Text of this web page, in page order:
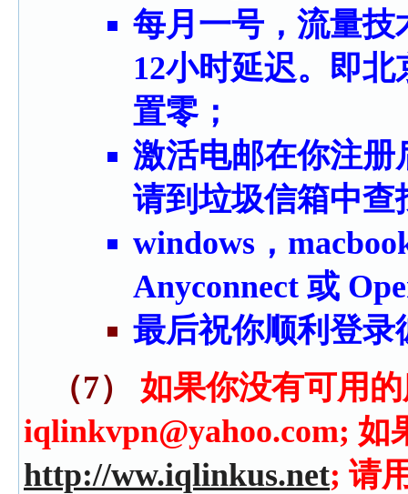
每月一号，流量
12小时延迟。即
置零；
激活电邮在你注册
请到垃圾信箱中查
windows，
Anyconnect 或
最后祝你顺利登录
（7） 如果你没有可用
iqlinkvpn@yahoo.com;
http://ww.iqlinkus.net; 请